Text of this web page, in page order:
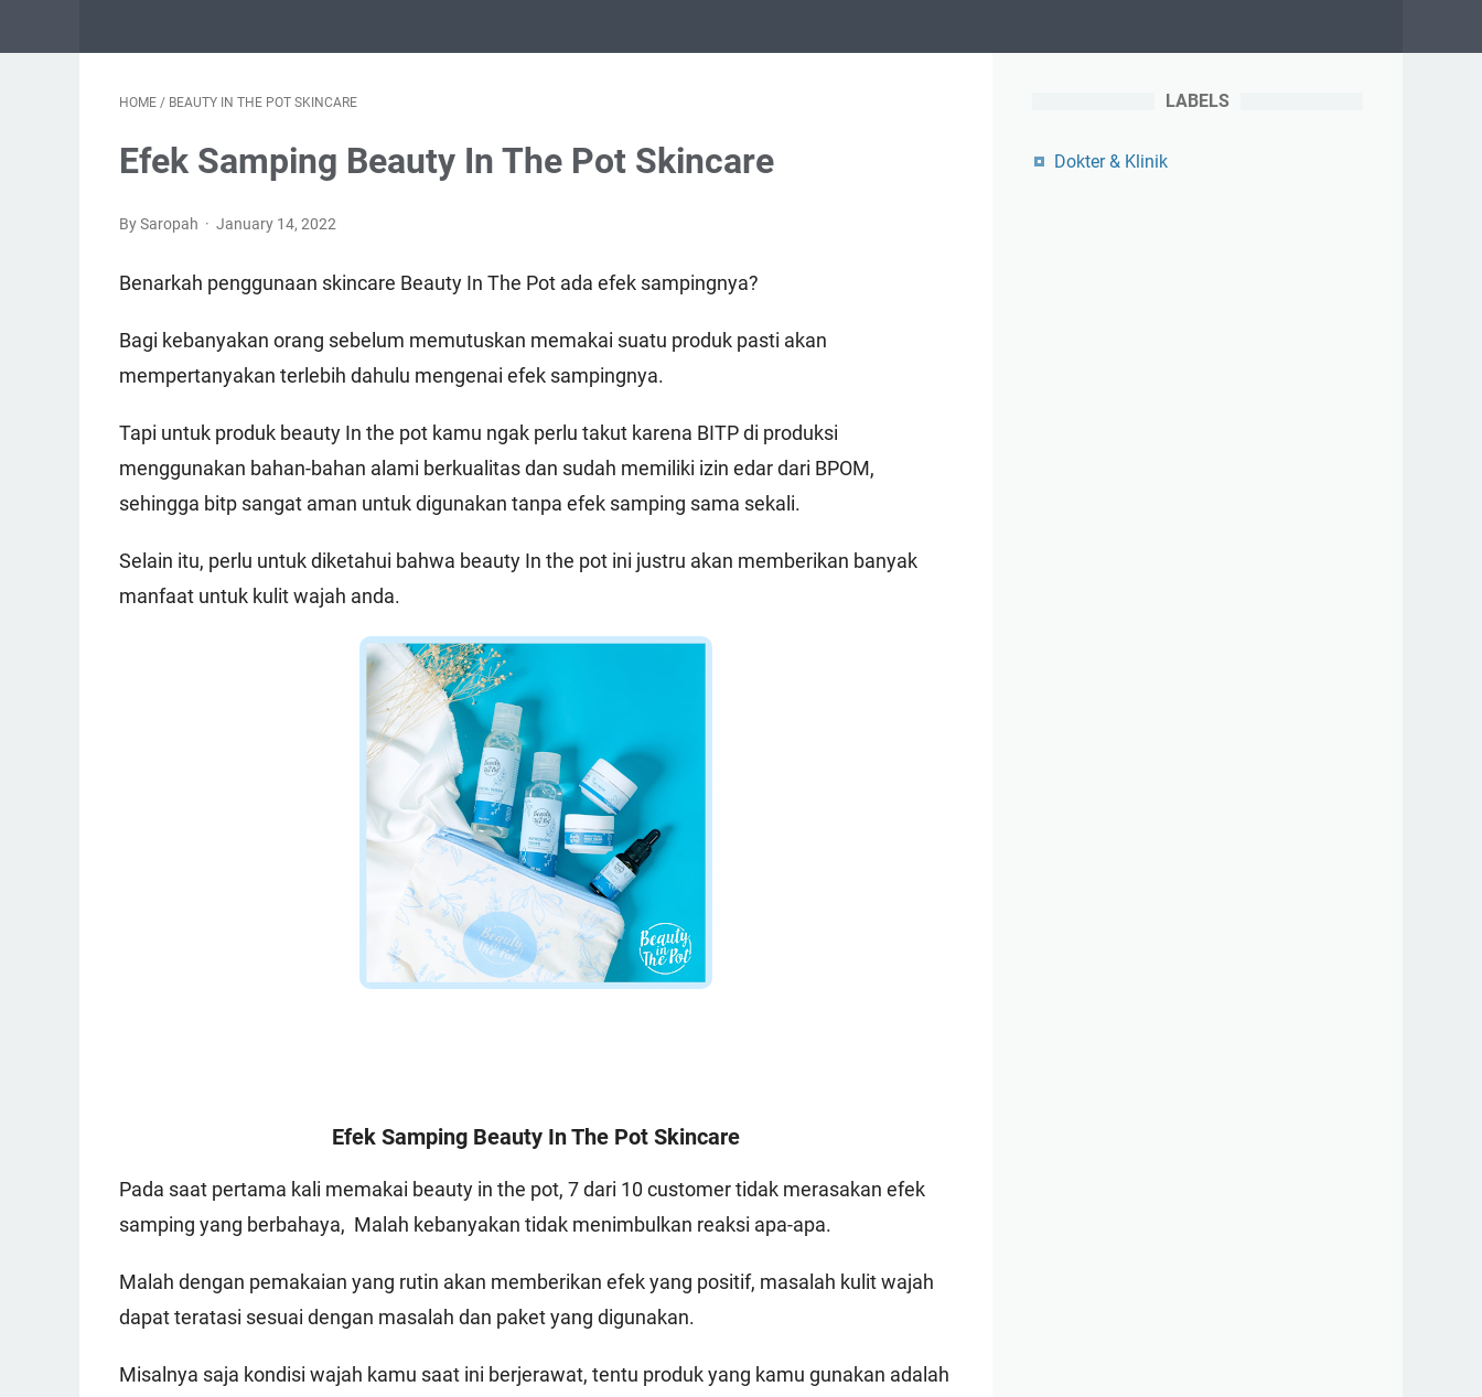
HOME / BEAUTY IN THE POT SKINCARE
Efek Samping Beauty In The Pot Skincare
By Saropah January 14, 2022
Benarkah penggunaan skincare Beauty In The Pot ada efek sampingnya?
Bagi kebanyakan orang sebelum memutuskan memakai suatu produk pasti akan
mempertanyakan terlebih dahulu mengenai efek sampingnya.
Tapi untuk produk beauty In the pot kamu ngak perlu takut karena BITP di produksi
menggunakan bahan-bahan alami berkualitas dan sudah memiliki izin edar dari BPOM,
sehingga bitp sangat aman untuk digunakan tanpa efek samping sama sekali.
Selain itu, perlu untuk diketahui bahwa beauty In the pot ini justru akan memberikan banyak
manfaat untuk kulit wajah anda.
Efek Samping Beauty In The Pot Skincare
Pada saat pertama kali memakai beauty in the pot, 7 dari 10 customer tidak merasakan efek
samping yang berbahaya, Malah kebanyakan tidak menimbulkan reaksi apa-apa.
Malah dengan pemakaian yang rutin akan memberikan efek yang positif, masalah kulit wajah
dapat teratasi sesuai dengan masalah dan paket yang digunakan.
Misalnya saja kondisi wajah kamu saat ini berjerawat, tentu produk yang kamu gunakan adalah
LABELS
Dokter & Klinik